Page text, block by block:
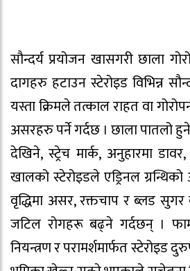
सौन्दर्य प्रयोजन खासगरी छाला
दागहरु हटाउन स्टेरोइड विभिन्न
यस्ता क्रिमले तत्काल राहत वा
असरहरु पर्ने गर्दछ । छाला पातलो
देखिने, स्ट्रेच मार्क, अनुहारमा
खालको स्टेरोइडले एड्रिनल
वृद्धिमा असर, रक्तचाप र ब्लड सुगर
जटिल रोगहरू बढ्ने गर्दछन् ।
नियन्त्रण र परामर्शमार्फत स्टेरोइड